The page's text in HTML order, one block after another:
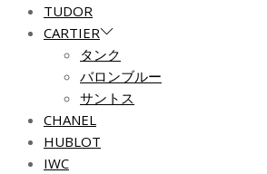
TUDOR
CARTIER
タンク
バロンブルー
サントス
CHANEL
HUBLOT
IWC